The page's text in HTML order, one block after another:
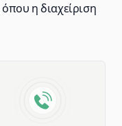
η διαχείριση